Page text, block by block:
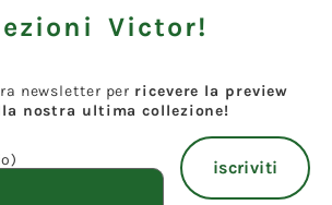
Victor!
newsletter per ricevere la preview
nostra ultima collezione!